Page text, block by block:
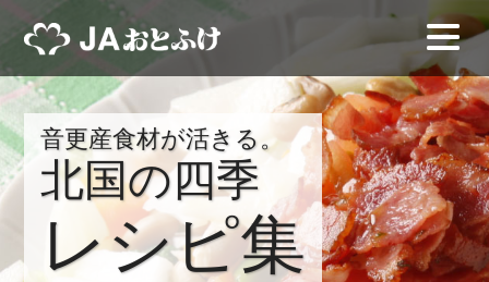
音更産食材が活きる。
北国の四季
レシピ集